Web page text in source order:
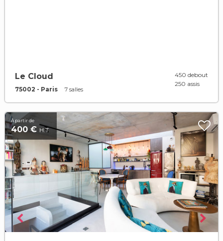
Le Cloud
75002 - Paris 7 salles
450 debout
250 assis
À partir de
400 € H.T